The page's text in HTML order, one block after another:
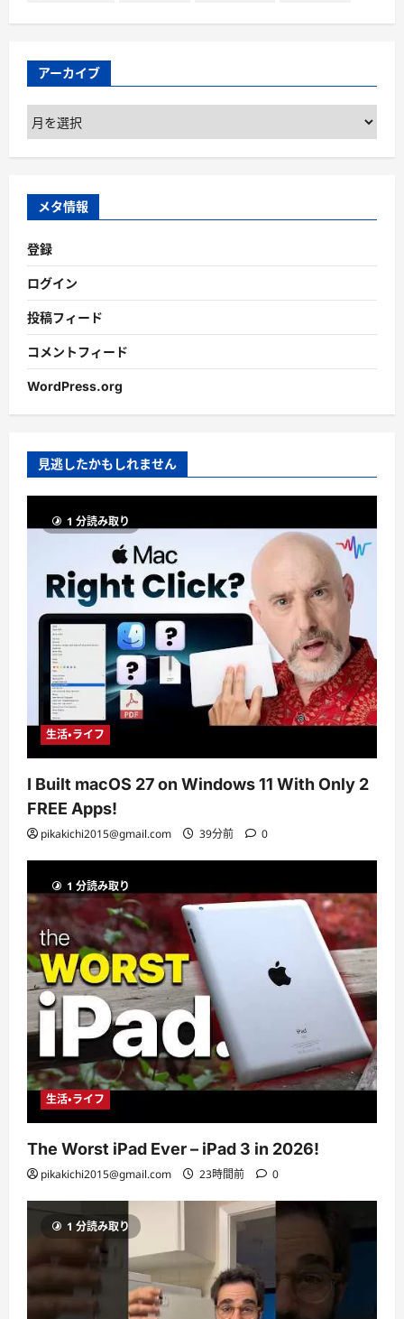
アーカイブ
ア
ー
カ
ブ
メタ情報
登録
ログイン
投稿フィード
コメントフィード
WordPress.org
見逃したかもしれません
1 分読み取り
生活・ライフ
I Built macOS 27 on Windows 11 With Only 2
FREE Apps!
pikakichi2015@gmail.com 39分前 0
1 分読み取り
生活・ライフ
The Worst iPad Ever – iPad 3 in 2026!
pikakichi2015@gmail.com 23時間前 0
1 分読み取り